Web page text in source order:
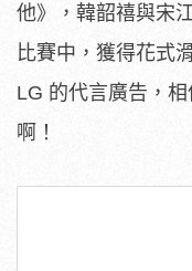
他》，韓韶禧與宋
比賽中，獲得花式
LG 的代言廣告，
啊！